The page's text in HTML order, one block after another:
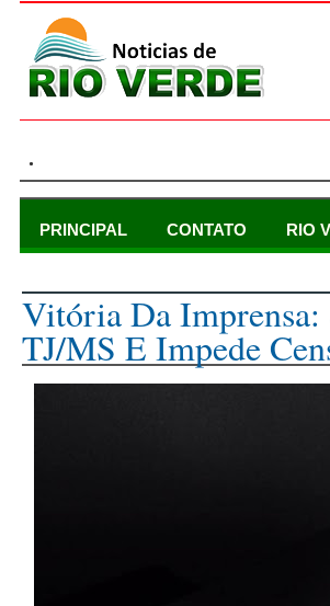
.
PRINCIPAL CONTATO RIO
Vitória Da
TJ/MS E Impede